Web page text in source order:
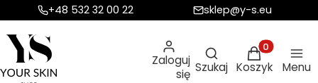
+48 532 32 00 22 sklep@y-s.eu
Zaloguj
się
Otwórz
Szukaj
Produkty w
Koszyk Menu